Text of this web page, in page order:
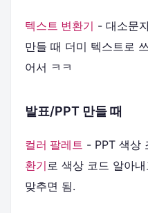
텍스트 변환기 - 대소문
만들 때 더미 텍스트로
어서 ㅋㅋ
발표/PPT 만들 때
컬러 팔레트 - PPT 색상
환기로 색상 코드 알아내
맞추면 됨.